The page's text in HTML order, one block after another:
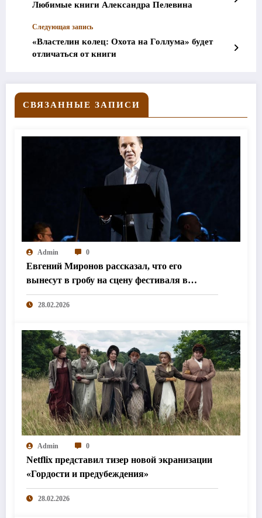
Любимые книги Александра Пелевина
Следующая запись
«Властелин колец: Охота на Голлума» будет
отличаться от книги
СВЯЗАННЫЕ ЗАПИСИ
Admin 0
Евгений Миронов рассказал, что его
вынесут в гробу на сцену фестиваля в
Колумбии
28.02.2026
Admin 0
Netflix представил тизер новой экранизации
«Гордости и предубеждения»
28.02.2026